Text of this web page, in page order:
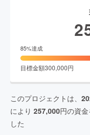
85%達成
目標金額300,000円
このプロジェクトは、
により 257,000円の資金
した